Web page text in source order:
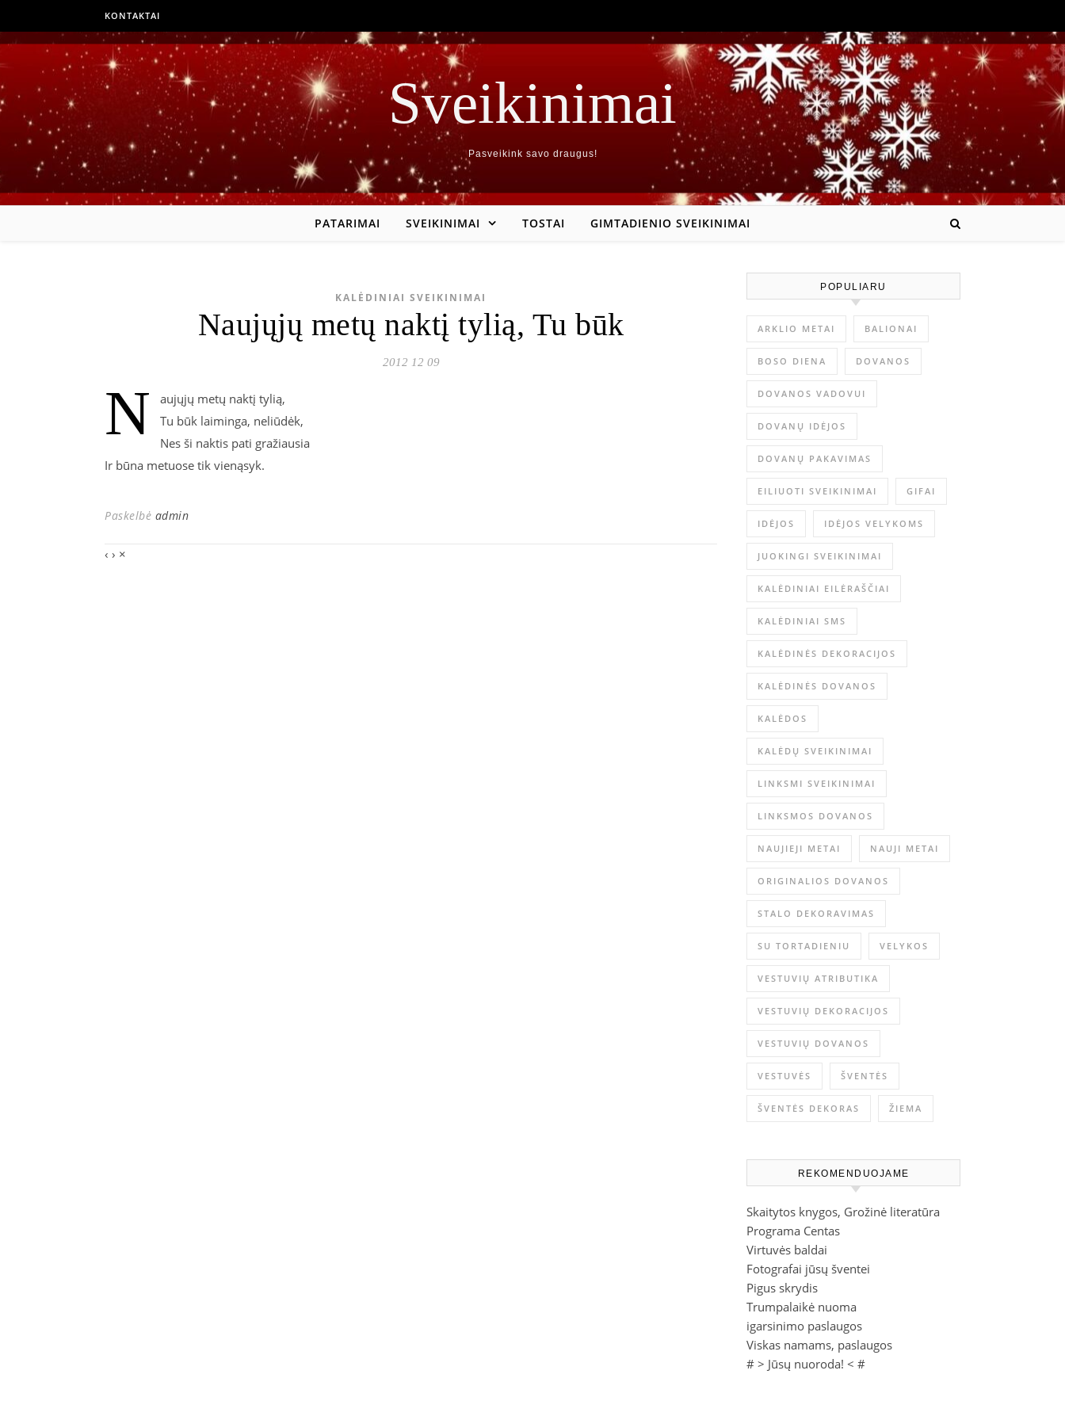
KONTAKTAI
Sveikinimai
Pasveikink savo draugus!
PATARIMAI SVEIKINIMAI TOSTAI GIMTADIENIO SVEIKINIMAI
KALĖDINIAI SVEIKINIMAI
Naujųjų metų naktį tylią, Tu būk
2012 12 09
N
aujųjų metų naktį tylią,
Tu būk laiminga, neliūdėk,
Nes ši naktis pati gražiausia
Ir būna metuose tik vienąsyk.
Paskelbė admin
‹ › ×
POPULIARU
ARKLIO METAI BALIONAI
BOSO DIENA DOVANOS
DOVANOS VADOVUI
DOVANŲ IDĖJOS
DOVANŲ PAKAVIMAS
EILIUOTI SVEIKINIMAI GIFAI
IDĖJOS IDĖJOS VELYKOMS
JUOKINGI SVEIKINIMAI
KALĖDINIAI EILĖRAŠČIAI
KALĖDINIAI SMS
KALĖDINĖS DEKORACIJOS
KALĖDINĖS DOVANOS
KALĖDOS
KALĖDŲ SVEIKINIMAI
LINKSMI SVEIKINIMAI
LINKSMOS DOVANOS
NAUJIEJI METAI NAUJI METAI
ORIGINALIOS DOVANOS
STALO DEKORAVIMAS
SU TORTADIENIU VELYKOS
VESTUVIŲ ATRIBUTIKA
VESTUVIŲ DEKORACIJOS
VESTUVIŲ DOVANOS
VESTUVĖS ŠVENTĖS
ŠVENTĖS DEKORAS ŽIEMA
REKOMENDUOJAME
Skaitytos knygos, Grožinė literatūra
Programa Centas
Virtuvės baldai
Fotografai jūsų šventei
Pigus skrydis
Trumpalaikė nuoma
igarsinimo paslaugos
Viskas namams, paslaugos
# > Jūsų nuoroda! < #